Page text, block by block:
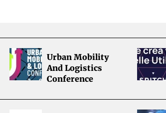
Urban Mobility
And Logistics
Conference